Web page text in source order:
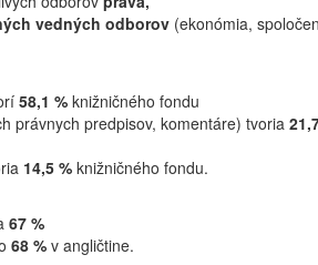
vedných odborov(ekonómia,
58,1 %knižničného fondu
právnych predpisov, komentáre) tvoria
14,5 %knižničného fondu.
67 %
68 %v angličtine.